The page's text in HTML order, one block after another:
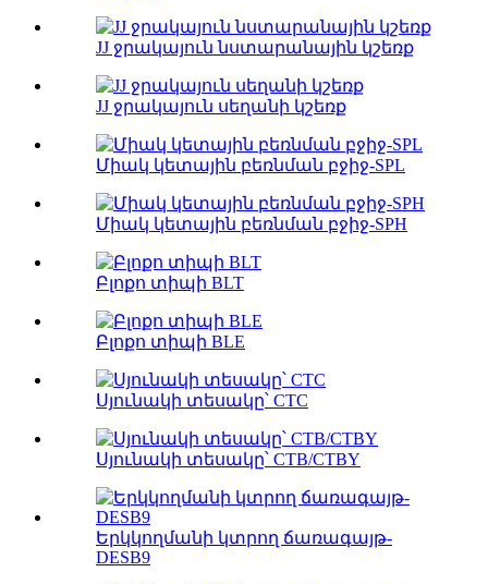
JJ ջրակայուն նստարանային կշեռք
JJ ջրակայուն սեղանի կշեռք
Միակ կետային բեռնման բջիջ-SPL
Միակ կետային բեռնման բջիջ-SPH
Բլոքո տիպի BLT
Բլոքո տիպի BLE
Սյունակի տեսակը՝ CTC
Սյունակի տեսակը՝ CTB/CTBY
Երկկողմանի կտրող ճառագայթ-
DESB9